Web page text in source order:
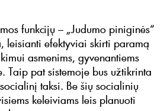
funkcijų – „Judumo piniginės“
leisianti efektyviai skirti paramą
asmenims, gyvenantiems
Taip pat sistemoje bus užtikrinta
taksi. Be šių socialinių
keleiviams leis planuoti